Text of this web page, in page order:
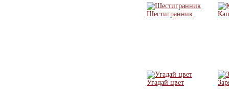
Шестигранник
Угадай цвет